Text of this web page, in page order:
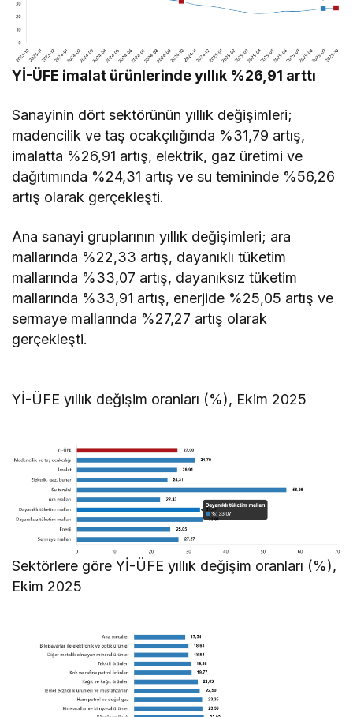
Yİ-ÜFE imalat ürünlerinde yıllık %26,91 arttı
Sanayinin dört sektörünün yıllık değişimleri;
madencilik ve taş ocakçılığında %31,79 artış,
imalatta %26,91 artış, elektrik, gaz üretimi ve
dağıtımında %24,31 artış ve su temininde %56,26
artış olarak gerçekleşti.
Ana sanayi gruplarının yıllık değişimleri; ara
mallarında %22,33 artış, dayanıklı tüketim
mallarında %33,07 artış, dayanıksız tüketim
mallarında %33,91 artış, enerjide %25,05 artış ve
sermaye mallarında %27,27 artış olarak
gerçekleşti.
Yİ-ÜFE yıllık değişim oranları (%), Ekim 2025
Sektörlere göre Yİ-ÜFE yıllık değişim oranları (%),
Ekim 2025